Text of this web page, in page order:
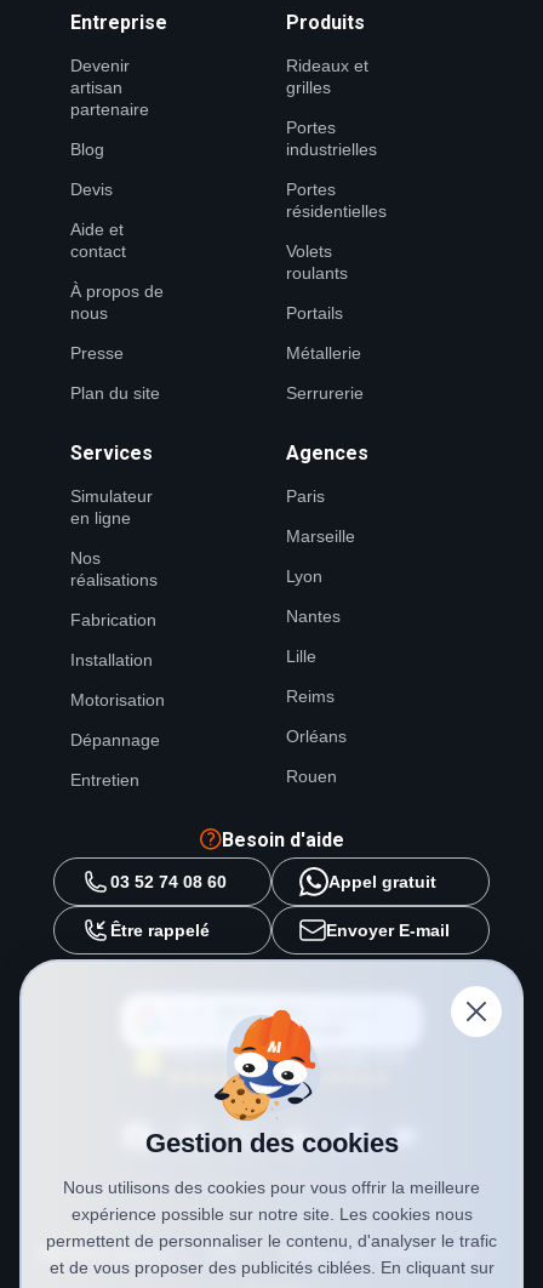
Entreprise
Devenir
artisan
partenaire
Blog
Devis
Aide et
contact
À propos de
nous
Presse
Plan du site
Produits
Rideaux et
grilles
Portes
industrielles
Portes
résidentielles
Volets
roulants
Portails
Métallerie
Serrurerie
Services
Simulateur
en ligne
Nos
réalisations
Fabrication
Installation
Motorisation
Dépannage
Entretien
Agences
Paris
Marseille
Lyon
Nantes
Lille
Reims
Orléans
Rouen
Besoin d'aide
03 52 74 08 60 Appel gratuit
Être rappelé Envoyer E-mail
METAL 2000
source préférée surGoogle
Mentions légales CGV Politique de confidentialité
Gestion des cookies
Nous utilisons des cookies pour vous offrir la meilleure
expérience possible sur notre site. Les cookies nous
permettent de personnaliser le contenu, d'analyser le trafic
et de vous proposer des publicités ciblées. En cliquant sur